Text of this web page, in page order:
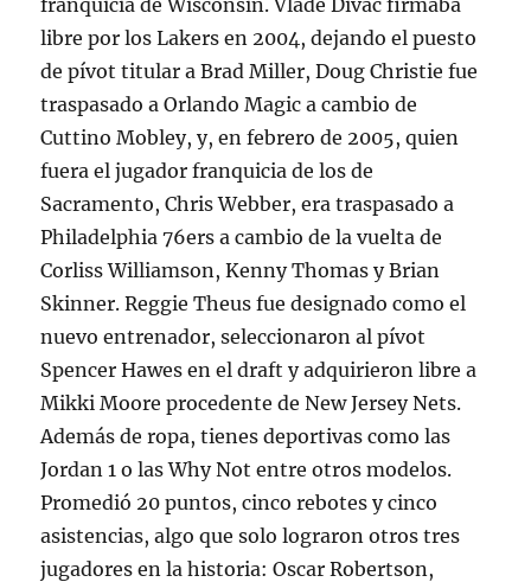
libre por los Lakers en 2004, dejando el puesto
de pívot titular a Brad Miller, Doug Christie fue
traspasado a Orlando Magic a cambio de
Cuttino Mobley, y, en febrero de 2005, quien
fuera el jugador franquicia de los de
Sacramento, Chris Webber, era traspasado a
Philadelphia 76ers a cambio de la vuelta de
Corliss Williamson, Kenny Thomas y Brian
Skinner. Reggie Theus fue designado como el
nuevo entrenador, seleccionaron al pívot
Spencer Hawes en el draft y adquirieron libre a
Mikki Moore procedente de New Jersey Nets.
Además de ropa, tienes deportivas como las
Jordan 1 o las Why Not entre otros modelos.
Promedió 20 puntos, cinco rebotes y cinco
asistencias, algo que solo lograron otros tres
jugadores en la historia: Oscar Robertson,